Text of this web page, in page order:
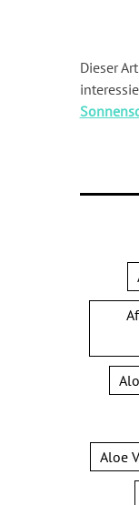
Dieser
Aloe